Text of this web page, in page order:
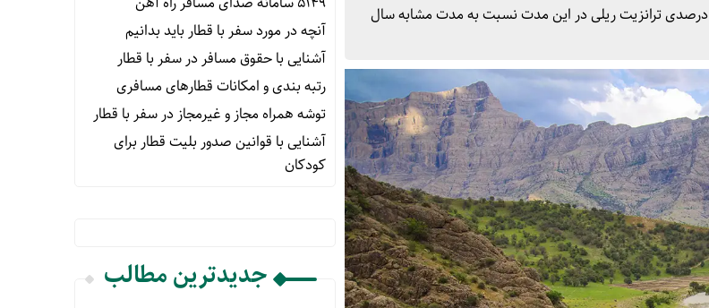
عملکرد بخش ریلی کشور در پنج ماهه نخست سال ۱۴۰۳ از افزایش ۴۷ درصدی ترانزیت ریلی در این مدت نسبت به مدت مشابه سال
آنچه در مورد سفر با قطار باید بدانیم
آشنایی با حقوق مسافر در سفر با قطار
رتبه بندی و امکانات قطارهای مسافری
توشه همراه مجاز و غیرمجاز در سفر با قطار
آشنایی با قوانین صدور بلیت قطار برای
کودکان
جدیدترین مطالب